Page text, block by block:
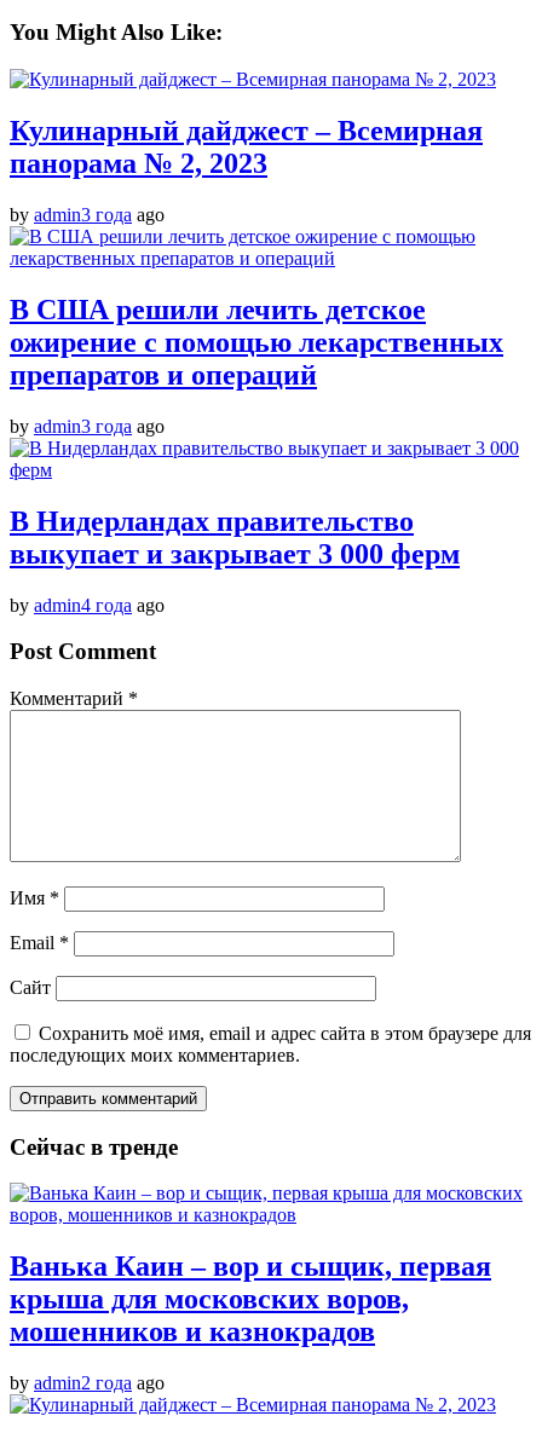
You Might Also Like:
Кулинарный дайджест – Всемирная
панорама № 2, 2023
by admin3 года ago
В США решили лечить детское
ожирение с помощью лекарственных
препаратов и операций
by admin3 года ago
В Нидерландах правительство
выкупает и закрывает 3 000 ферм
by admin4 года ago
Post Comment
Комментарий *
Имя *
Email *
Сайт
Сохранить моё имя, email и адрес сайта в этом браузере для
последующих моих комментариев.
Сейчас в тренде
Ванька Каин – вор и сыщик, первая
крыша для московских воров,
мошенников и казнокрадов
by admin2 года ago